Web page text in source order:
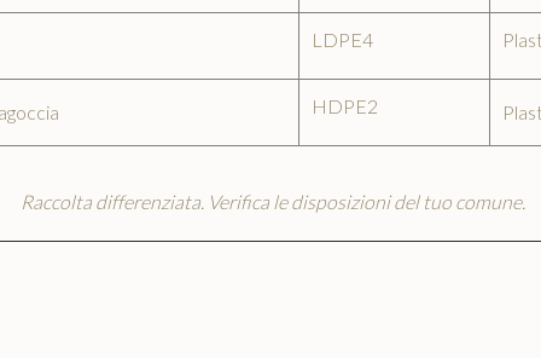
LDPE4
HDPE2
Raccolta differenziata. Verifica le disposizioni del tuo comune.